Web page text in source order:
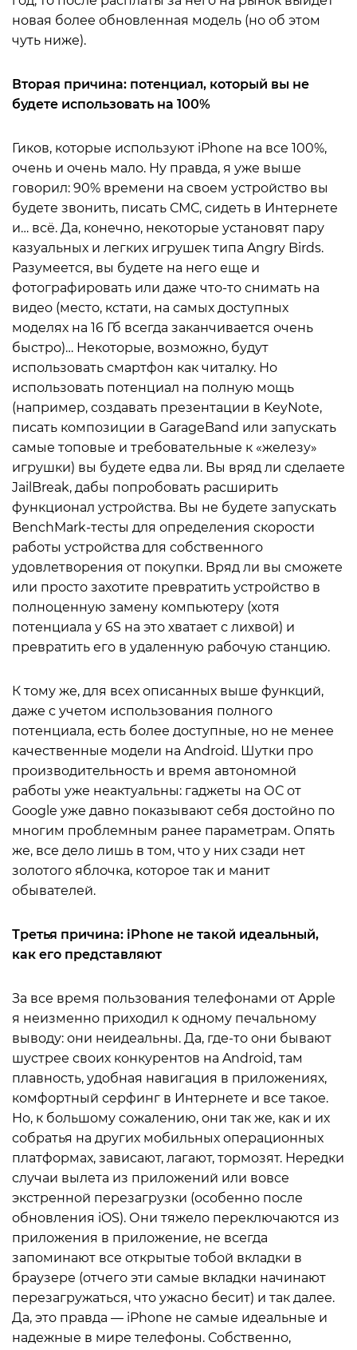
новая более обновленная модель (но об этом
чуть ниже).
Вторая причина: потенциал, который вы не
будете использовать на 100%
Гиков, которые используют iPhone на все 100%,
очень и очень мало. Ну правда, я уже выше
говорил: 90% времени на своем устройство вы
будете звонить, писать СМС, сидеть в Интернете
и… всё. Да, конечно, некоторые установят пару
казуальных и легких игрушек типа Angry Birds.
Разумеется, вы будете на него еще и
фотографировать или даже что-то снимать на
видео (место, кстати, на самых доступных
моделях на 16 Гб всегда заканчивается очень
быстро)… Некоторые, возможно, будут
использовать смартфон как читалку. Но
использовать потенциал на полную мощь
(например, создавать презентации в KeyNote,
писать композиции в GarageBand или запускать
самые топовые и требовательные к «железу»
игрушки) вы будете едва ли. Вы вряд ли сделаете
JailBreak, дабы попробовать расширить
функционал устройства. Вы не будете запускать
BenchMark-тесты для определения скорости
работы устройства для собственного
удовлетворения от покупки. Вряд ли вы сможете
или просто захотите превратить устройство в
полноценную замену компьютеру (хотя
потенциала у 6S на это хватает с лихвой) и
превратить его в удаленную рабочую станцию.
К тому же, для всех описанных выше функций,
даже с учетом использования полного
потенциала, есть более доступные, но не менее
качественные модели на Android. Шутки про
производительность и время автономной
работы уже неактуальны: гаджеты на ОС от
Google уже давно показывают себя достойно по
многим проблемным ранее параметрам. Опять
же, все дело лишь в том, что у них сзади нет
золотого яблочка, которое так и манит
обывателей.
Третья причина: iPhone не такой идеальный,
как его представляют
За все время пользования телефонами от Apple
я неизменно приходил к одному печальному
выводу: они неидеальны. Да, где-то они бывают
шустрее своих конкурентов на Android, там
плавность, удобная навигация в приложениях,
комфортный серфинг в Интернете и все такое.
Но, к большому сожалению, они так же, как и их
собратья на других мобильных операционных
платформах, зависают, лагают, тормозят. Нередки
случаи вылета из приложений или вовсе
экстренной перезагрузки (особенно после
обновления iOS). Они тяжело переключаются из
приложения в приложение, не всегда
запоминают все открытые тобой вкладки в
браузере (отчего эти самые вкладки начинают
перезагружаться, что ужасно бесит) и так далее.
Да, это правда — iPhone не самые идеальные и
надежные в мире телефоны. Собственно,